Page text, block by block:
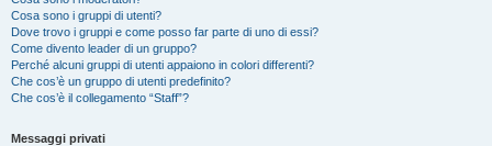
Cosa sono i gruppi di utenti?
Dove trovo i gruppi e come posso far parte di uno di essi?
Come divento leader di un gruppo?
Perché alcuni gruppi di utenti appaiono in colori differenti?
Che cos’è un gruppo di utenti predefinito?
Che cos’è il collegamento “Staff”?
Messaggi privati